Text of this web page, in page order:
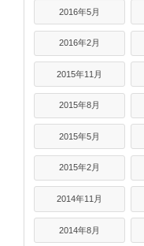
2016年5月
2016年2月
2015年11月
2015年8月
2015年5月
2015年2月
2014年11月
2014年8月